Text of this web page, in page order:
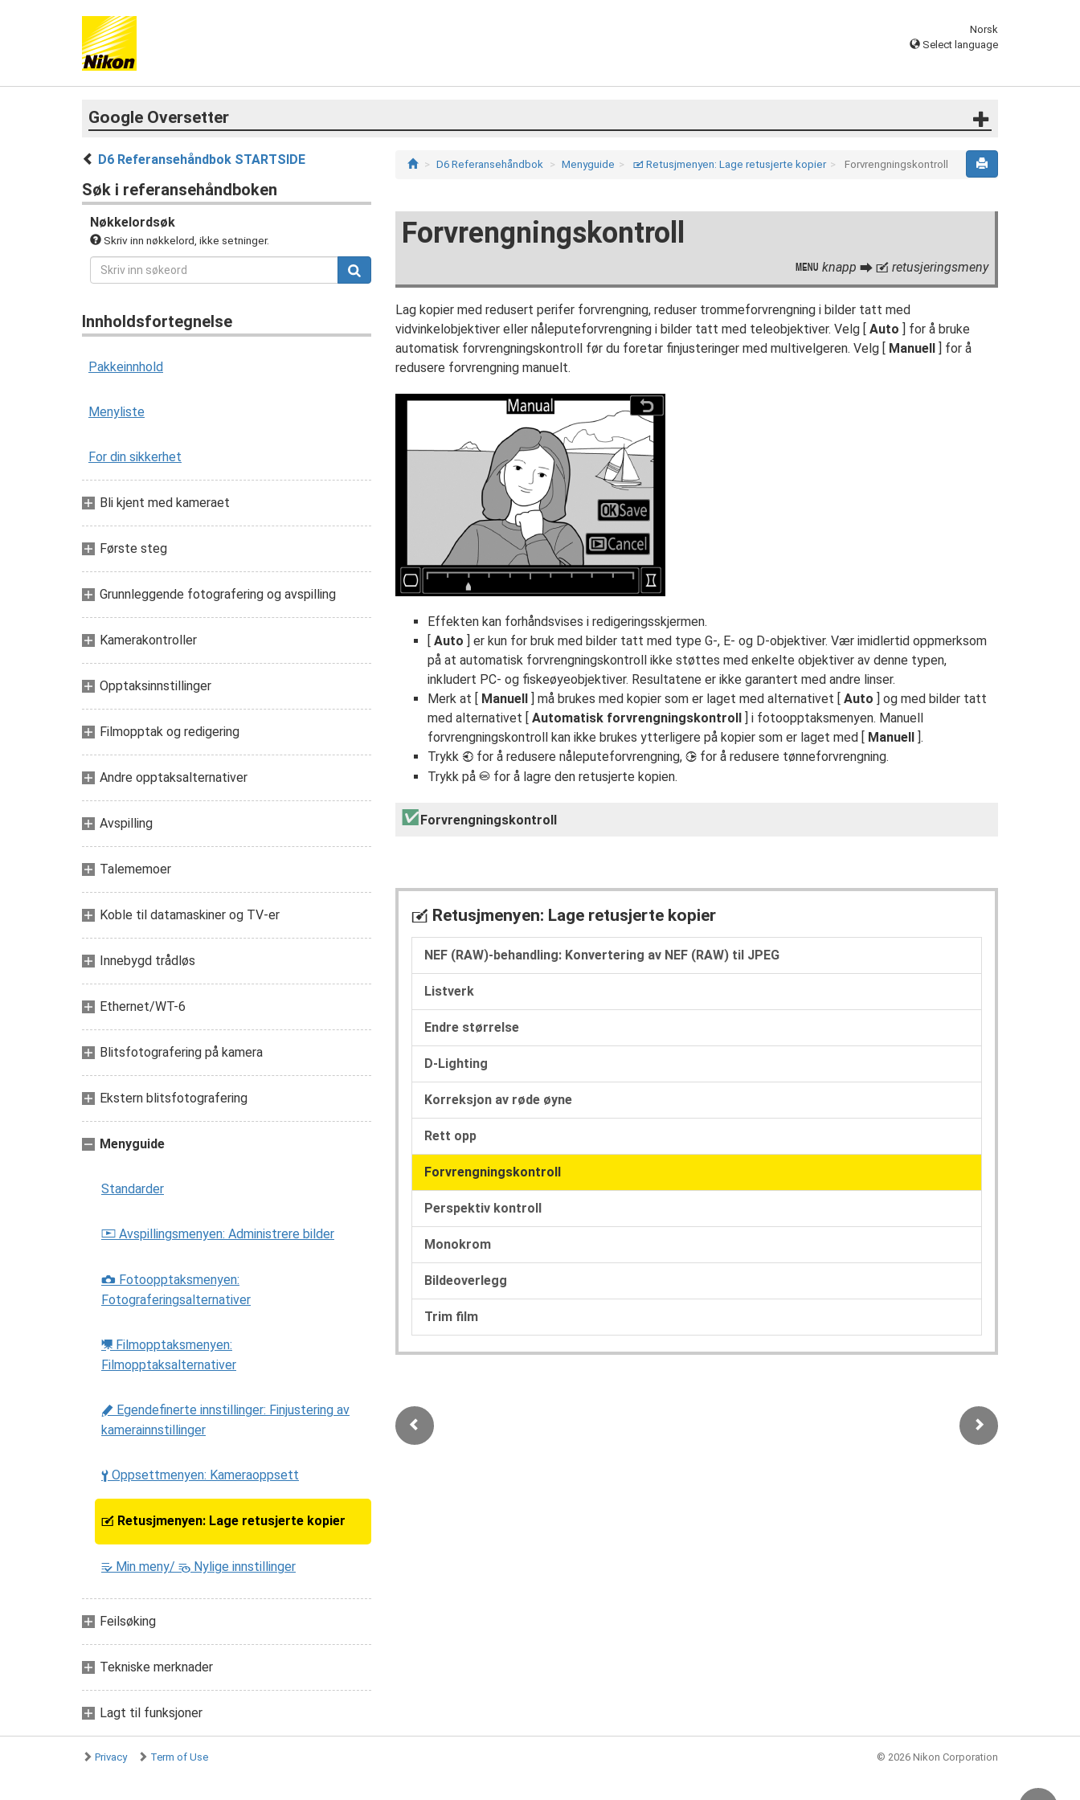
Norsk
Select language
Google Oversetter
D6 Referansehåndbok STARTSIDE
Søk i referansehåndboken
Nøkkelordsøk
Skriv inn nøkkelord, ikke setninger.
Innholdsfortegnelse
Pakkeinnhold
Menyliste
For din sikkerhet
Bli kjent med kameraet
Første steg
Grunnleggende fotografering og avspilling
Kamerakontroller
Opptaksinnstillinger
Filmopptak og redigering
Andre opptaksalternativer
Avspilling
Talememoer
Koble til datamaskiner og TV-er
Innebygd trådløs
Ethernet/WT-6
Blitsfotografering på kamera
Ekstern blitsfotografering
Menyguide
Standarder
D Avspillingsmenyen: Administrere bilder
C Fotoopptaksmenyen:
Fotograferingsalternativer
1 Filmopptaksmenyen:
Filmopptaksalternativer
A Egendefinerte innstillinger: Finjustering av
kamerainnstillinger
B Oppsettmenyen: Kameraoppsett
N Retusjmenyen: Lage retusjerte kopier
O Min meny/ m Nylige innstillinger
Feilsøking
Tekniske merknader
Lagt til funksjoner
D6 Referansehåndbok Menyguide N Retusjmenyen: Lage retusjerte kopier Forvrengningskontroll
Forvrengningskontroll
G knapp U N retusjeringsmeny
Lag kopier med redusert perifer forvrengning, reduser trommeforvrengning i bilder tatt med
vidvinkelobjektiver eller nåleputeforvrengning i bilder tatt med teleobjektiver. Velg [ Auto ] for å bruke
automatisk forvrengningskontroll før du foretar finjusteringer med multivelgeren. Velg [ Manuell ] for å
redusere forvrengning manuelt.
Effekten kan forhåndsvises i redigeringsskjermen.
[ Auto ] er kun for bruk med bilder tatt med type G-, E- og D-objektiver. Vær imidlertid oppmerksom
på at automatisk forvrengningskontroll ikke støttes med enkelte objektiver av denne typen,
inkludert PC- og fiskeøyeobjektiver. Resultatene er ikke garantert med andre linser.
Merk at [ Manuell ] må brukes med kopier som er laget med alternativet [ Auto ] og med bilder tatt
med alternativet [ Automatisk forvrengningskontroll ] i fotoopptaksmenyen. Manuell
forvrengningskontroll kan ikke brukes ytterligere på kopier som er laget med [ Manuell ].
Trykk 4 for å redusere nåleputeforvrengning, 2 for å redusere tønneforvrengning.
Trykk på J for å lagre den retusjerte kopien.
Forvrengningskontroll
N Retusjmenyen: Lage retusjerte kopier
NEF (RAW)-behandling: Konvertering av NEF (RAW) til JPEG
Listverk
Endre størrelse
D-Lighting
Korreksjon av røde øyne
Rett opp
Forvrengningskontroll
Perspektiv kontroll
Monokrom
Bildeoverlegg
Trim film
Privacy Term of Use © 2026 Nikon Corporation